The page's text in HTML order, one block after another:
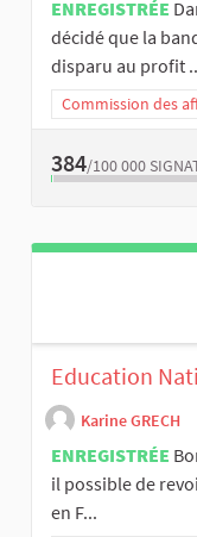
ENREGISTRÉE
décidé que la
disparu au profit
Commission des
384/100 000
Education
Karine GRECH
ENREGISTRÉE
il possible de
en F...